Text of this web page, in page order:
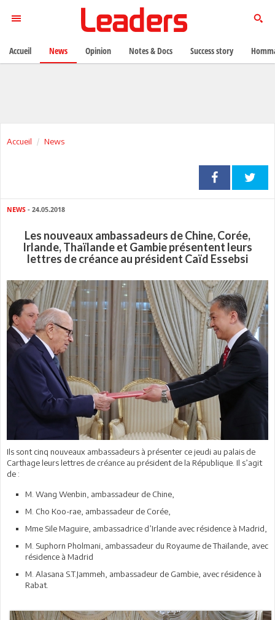
Accueil News
NEWS - 24.05.2018
Les nouveaux ambassadeurs de Chine, Corée,
Irlande, Thaïlande et Gambie présentent leurs
lettres de créance au président Caïd Essebsi
Ils sont cinq nouveaux ambassadeurs à présenter ce jeudi au palais de
Carthage leurs lettres de créance au président de la République. Il s’agit
de :
M. Wang Wenbin, ambassadeur de Chine,
M. Cho Koo-rae, ambassadeur de Corée,
Mme Sile Maguire, ambassadrice d’Irlande avec résidence à Madrid,
M. Suphorn Pholmani, ambassadeur du Royaume de Thaïlande, avec
résidence à Madrid
M. Alasana S.T.Jammeh, ambassadeur de Gambie, avec résidence à
Rabat.
Accueil News Opinion Notes & Docs Success story